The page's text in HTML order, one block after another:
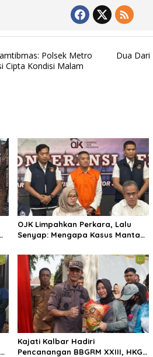
Polsek Metro
Cipta Kondisi Malam
Dua Dari
OJK Limpahkan Perkara, Lalu
Senyap: Mengapa Kasus Mantan
Pemberitaan?
Kajati Kalbar Hadiri
Pencanangan BBGRM XXIII, HKG